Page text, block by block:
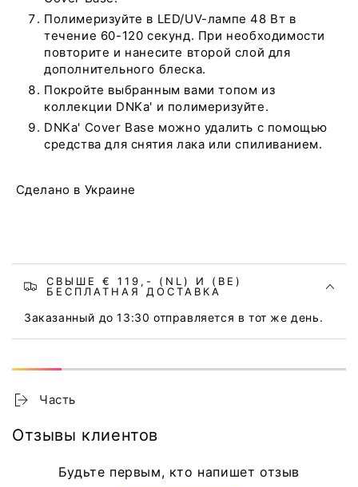
Полимеризуйте в LED/UV-лампе 48 Вт в
течение 60-120 секунд. При необходимости
повторите и нанесите второй слой для
дополнительного блеска.
Покройте выбранным вами топом из
коллекции DNKa' и полимеризуйте.
DNKa' Cover Base можно удалить с помощью
средства для снятия лака или спиливанием.
Сделано в Украине
СВЫШЕ € 119,- (NL) И (BE)
БЕСПЛАТНАЯ ДОСТАВКА
Заказанный до 13:30 отправляется в тот же день.
Часть
Отзывы клиентов
Будьте первым, кто напишет отзыв